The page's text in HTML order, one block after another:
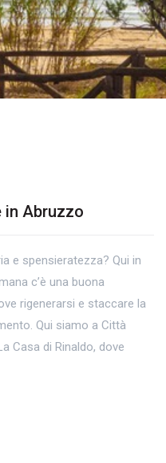
in Abruzzo
e spensieratezza? Qui in
c’è una buona
rigenerarsi e staccare la
Qui siamo a Città
Casa di Rinaldo, dove